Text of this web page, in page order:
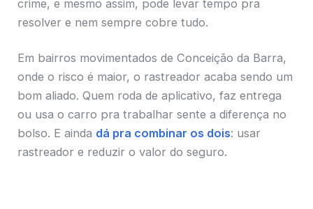
crime, e mesmo assim, pode levar tempo pra
resolver e nem sempre cobre tudo.
Em bairros movimentados de Conceição da Barra,
onde o risco é maior, o rastreador acaba sendo um
bom aliado. Quem roda de aplicativo, faz entrega
ou usa o carro pra trabalhar sente a diferença no
bolso. E ainda dá pra combinar os dois: usar
rastreador e reduzir o valor do seguro.